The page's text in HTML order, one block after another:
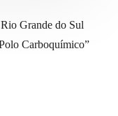
Grande do Sul
Carboquímico”